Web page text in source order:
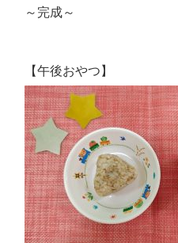
～完成～
【午後おやつ】